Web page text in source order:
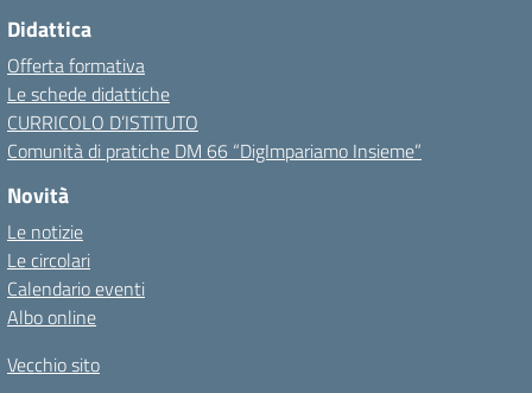
Didattica
Offerta formativa
Le schede didattiche
CURRICOLO D’ISTITUTO
Comunità di pratiche DM 66 “DigImpariamo Insieme”
Novità
Le notizie
Le circolari
Calendario eventi
Albo online
Vecchio sito